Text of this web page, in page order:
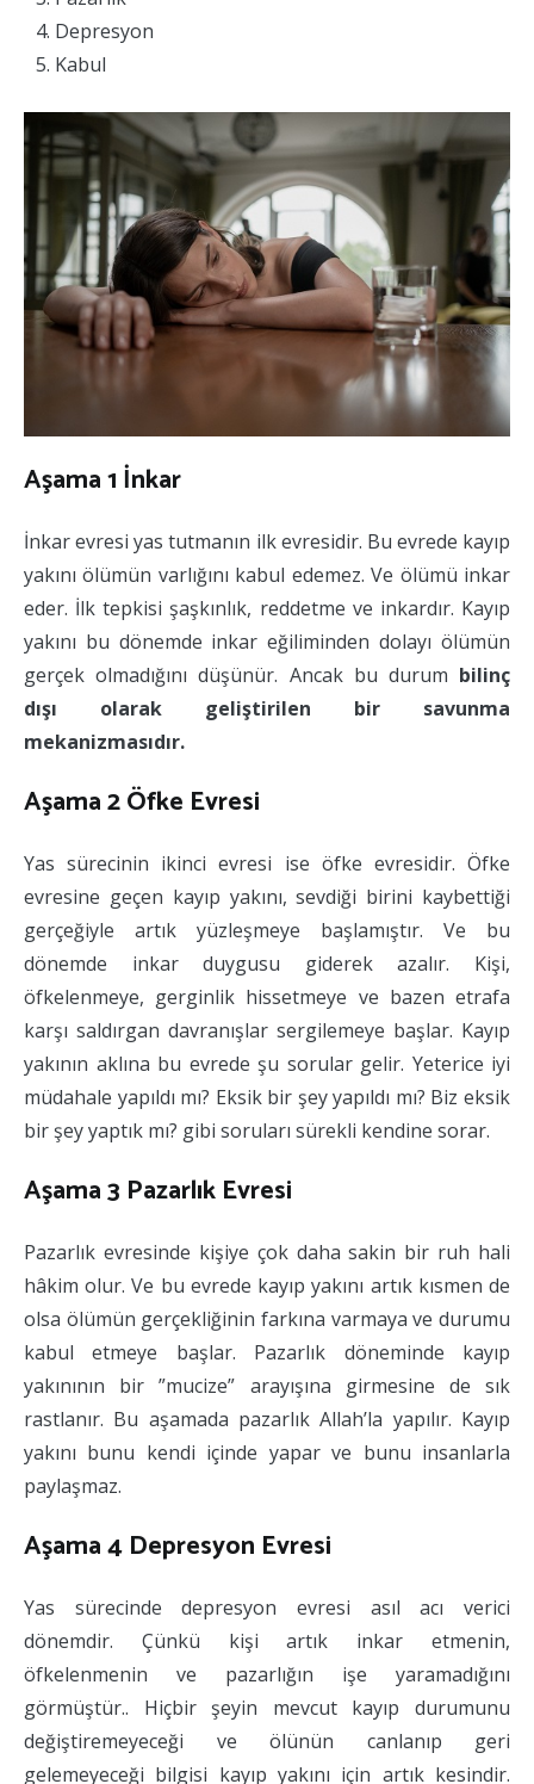
Depresyon
Kabul
Aşama 1 İnkar
İnkar evresi yas tutmanın ilk evresidir. Bu evrede kayıp
yakını ölümün varlığını kabul edemez. Ve ölümü inkar
eder. İlk tepkisi şaşkınlık, reddetme ve inkardır. Kayıp
yakını bu dönemde inkar eğiliminden dolayı ölümün
gerçek olmadığını düşünür. Ancak bu durum bilinç
dışı olarak geliştirilen bir savunma
mekanizmasıdır.
Aşama 2 Öfke Evresi
Yas sürecinin ikinci evresi ise öfke evresidir. Öfke
evresine geçen kayıp yakını, sevdiği birini kaybettiği
gerçeğiyle artık yüzleşmeye başlamıştır. Ve bu
dönemde inkar duygusu giderek azalır. Kişi,
öfkelenmeye, gerginlik hissetmeye ve bazen etrafa
karşı saldırgan davranışlar sergilemeye başlar. Kayıp
yakının aklına bu evrede şu sorular gelir. Yeterice iyi
müdahale yapıldı mı? Eksik bir şey yapıldı mı? Biz eksik
bir şey yaptık mı? gibi soruları sürekli kendine sorar.
Aşama 3 Pazarlık Evresi
Pazarlık evresinde kişiye çok daha sakin bir ruh hali
hâkim olur. Ve bu evrede kayıp yakını artık kısmen de
olsa ölümün gerçekliğinin farkına varmaya ve durumu
kabul etmeye başlar. Pazarlık döneminde kayıp
yakınının bir ”mucize” arayışına girmesine de sık
rastlanır. Bu aşamada pazarlık Allah’la yapılır. Kayıp
yakını bunu kendi içinde yapar ve bunu insanlarla
paylaşmaz.
Aşama 4 Depresyon Evresi
Yas sürecinde depresyon evresi asıl acı verici
dönemdir. Çünkü kişi artık inkar etmenin,
öfkelenmenin ve pazarlığın işe yaramadığını
görmüştür.. Hiçbir şeyin mevcut kayıp durumunu
değiştiremeyeceği ve ölünün canlanıp geri
gelemeyeceği bilgisi kayıp yakını için artık kesindir.